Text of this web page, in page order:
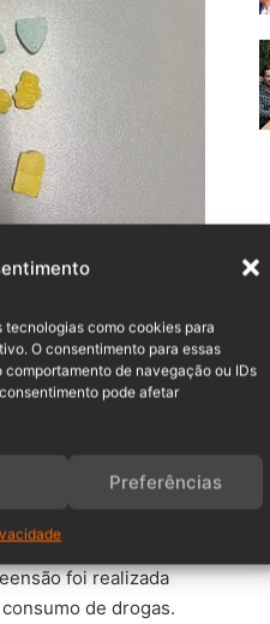
tecnologias como cookies para
O consentimento para essas
de navegação ou IDs
pode afetar
Preferências
drogas
foi realizada
de drogas.